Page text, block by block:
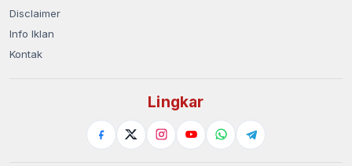
Disclaimer
Info Iklan
Kontak
Lingkar